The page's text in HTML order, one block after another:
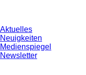
Aktuelles
Neuigkeiten
Medienspiegel
Newsletter